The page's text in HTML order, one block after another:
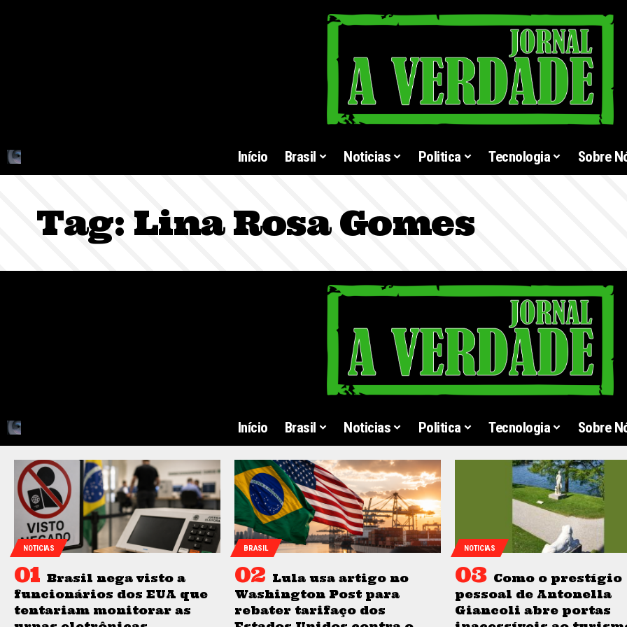
Início Brasil Noticias Politica Tecnologia Sobre
Tag: Lina Rosa Gomes
Início Brasil Noticias Politica Tecnologia Sobre
NOTICIAS
Brasil nega visto a
funcionários dos EUA que
tentariam monitorar as
BRASIL
Lula usa artigo no
Washington Post para
rebater tarifaço dos
NOTICIAS
Como o prestígio
pessoal de Antonella
Giancoli abre portas